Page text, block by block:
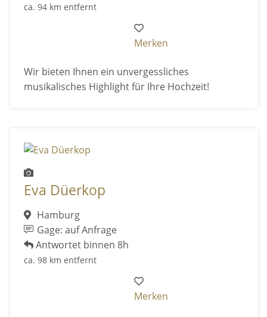
ca. 94 km entfernt
Merken
Wir bieten Ihnen ein unvergessliches
musikalisches Highlight für Ihre Hochzeit!
Eva Düerkop
Hamburg
Gage: auf Anfrage
Antwortet binnen 8h
ca. 98 km entfernt
Merken